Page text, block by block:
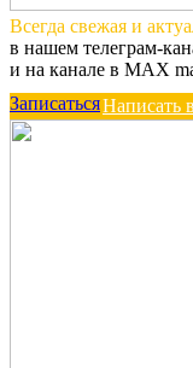
Всегда свежая и
в нашем телеграм-
и на канале в MAX
ЗаписатьсяНаписать